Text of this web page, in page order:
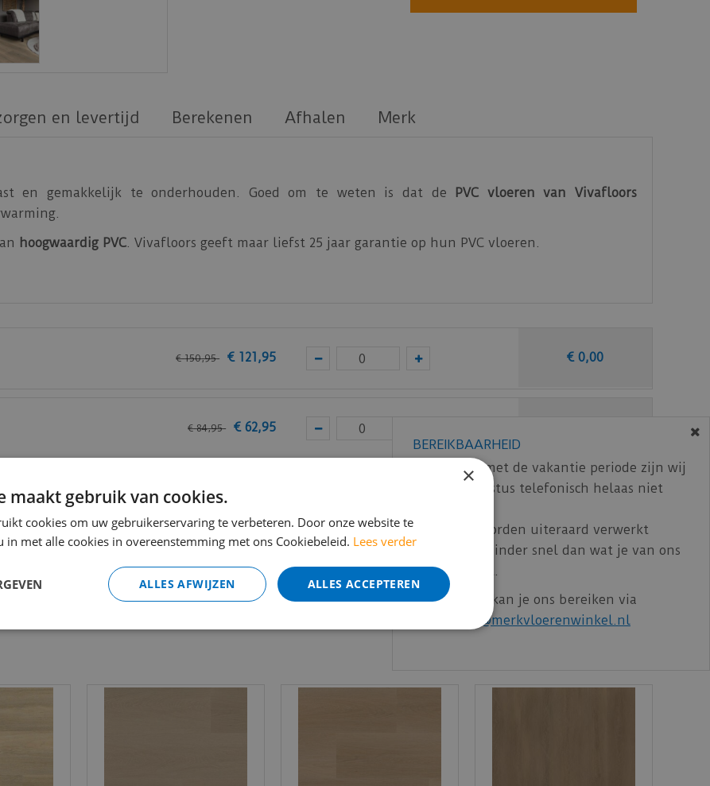
en levertijd Berekenen Afhalen Merk
en gemakkelijk te onderhouden. Goed om te weten is dat de PVC vloeren van Vivafloors
hoogwaardig PVC. Vivafloors geeft maar liefst 25 jaar garantie op hun PVC vloeren.
PVC vloeren.
€ 150,95 € 121,95 € 0,00
€ 84,95 € 62,95
€ 0 , 00
€ 120,47
BEREIKBAARHEID
In verband met de vakantie periode zijn wij
t/m 14 augustus telefonisch helaas niet
Bestelling worden uiteraard verwerkt
echter iets minder snel dan wat je van ons
gewend bent.
Voor vragen kan je ons bereiken via
info@merkvloerenwinkel.nl
×
maakt gebruik van cookies.
cookies om uw gebruikerservaring te verbeteren. Door onze website te
in met alle cookies in overeenstemming met ons Cookiebeleid. Lees verder
ALLES ACCEPTEREN
ALLES AFWIJZEN